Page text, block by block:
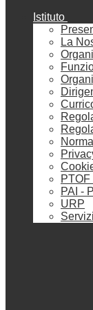
Istituto
La
PAI -
URP